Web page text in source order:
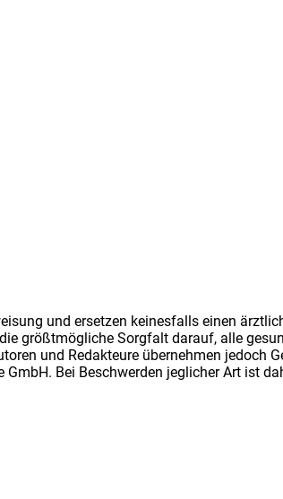
und ersetzen keinesfalls einen
größtmögliche Sorgfalt darauf, alle
und Redakteure übernehmen
GmbH. Bei Beschwerden jeglicher Art ist